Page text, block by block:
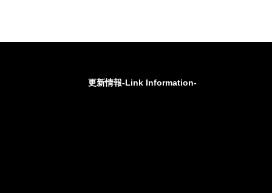
更新情報-Link Information-